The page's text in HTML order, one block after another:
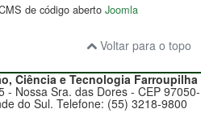
de código aberto Joomla
Voltar para o topo
Ciência e Tecnologia Farroupilha
- Nossa Sra. das Dores - CEP 97050-
do Sul. Telefone: (55) 3218-9800